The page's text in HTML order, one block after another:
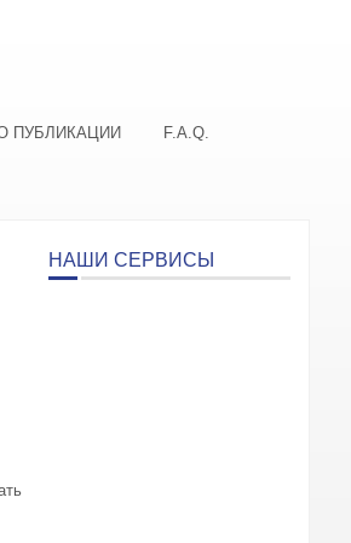
ПУБЛИКАЦИИ F.A.Q.
НАШИ СЕРВИСЫ